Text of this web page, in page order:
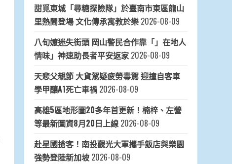
甜覓東城「尋糖探險隊」於臺南市東區龍山
里熱鬧登場 文化傳承寓教於樂 2026-08-09
八旬嬤迷失街頭 岡山警民合作靠「」在地人
情味」神速助長者平安返家 2026-08-09
天悲父親節 大貨駕疑疲勞毒駕 迎撞自客車
學甲釀A1死亡車禍 2026-08-09
高雄5區地形圖20多年首更新！楠梓、左營
等最新圖資8月20日上線 2026-08-09
赴星國搶客！南投觀光大軍攜手飯店與樂園
強勢登陸新加坡 2026-08-09